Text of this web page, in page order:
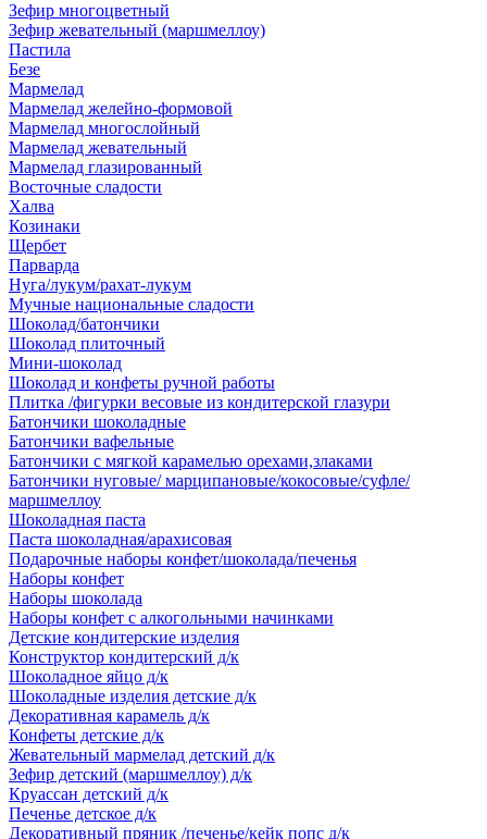
Зефир многоцветный
Зефир жевательный (маршмеллоу)
Пастила
Безе
Мармелад
Мармелад желейно-формовой
Мармелад многослойный
Мармелад жевательный
Мармелад глазированный
Восточные сладости
Халва
Козинаки
Щербет
Парварда
Нуга/лукум/рахат-лукум
Мучные национальные сладости
Шоколад/батончики
Шоколад плиточный
Мини-шоколад
Шоколад и конфеты ручной работы
Плитка /фигурки весовые из кондитерской глазури
Батончики шоколадные
Батончики вафельные
Батончики с мягкой карамелью орехами,злаками
Батончики нуговые/ марципановые/кокосовые/суфле/
маршмеллоу
Шоколадная паста
Паста шоколадная/арахисовая
Подарочные наборы конфет/шоколада/печенья
Наборы конфет
Наборы шоколада
Наборы конфет с алкогольными начинками
Детские кондитерские изделия
Конструктор кондитерский д/к
Шоколадное яйцо д/к
Шоколадные изделия детские д/к
Декоративная карамель д/к
Конфеты детские д/к
Жевательный мармелад детский д/к
Зефир детский (маршмеллоу) д/к
Круассан детский д/к
Печенье детское д/к
Декоративный пряник /печенье/кейк попс д/к